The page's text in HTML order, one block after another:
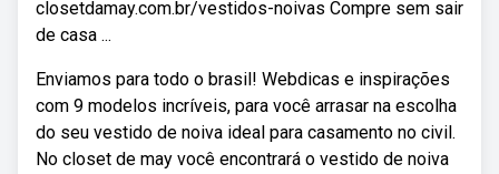
closetdamay.com.br/vestidos-noivas Compre sem sair
de casa ...
Enviamos para todo o brasil! Webdicas e inspirações
com 9 modelos incríveis, para você arrasar na escolha
do seu vestido de noiva ideal para casamento no civil.
No closet de may você encontrará o vestido de noiva